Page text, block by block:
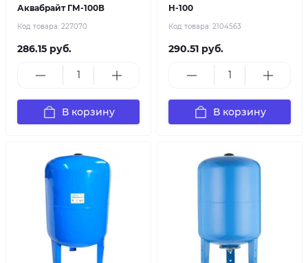
Аквабрайт ГМ-100В
Код товара: 227070
286.15 руб.
В корзину
H-100
Код товара: 2104563
290.51 руб.
В корзину